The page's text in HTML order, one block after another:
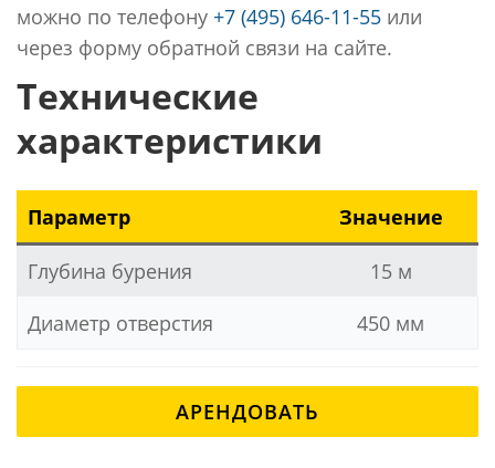
можно по телефону +7 (495) 646-11-55 или
через форму обратной связи на сайте.
Технические
характеристики
Параметр Значение
Глубина бурения
15 м
Диаметр отверстия
450 мм
АРЕНДОВАТЬ